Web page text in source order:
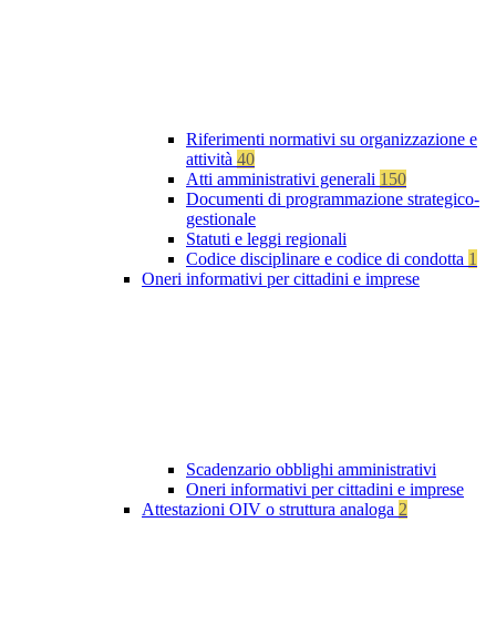
Riferimenti normativi su organizzazione e
attività 40
Atti amministrativi generali 150
Documenti di programmazione strategico-
gestionale
Statuti e leggi regionali
Codice disciplinare e codice di condotta 1
Oneri informativi per cittadini e imprese
Scadenzario obblighi amministrativi
Oneri informativi per cittadini e imprese
Attestazioni OIV o struttura analoga 2